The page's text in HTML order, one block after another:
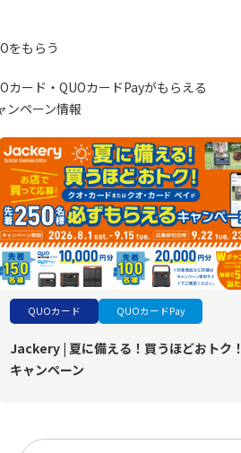
をもらう
カード・QUOカードPayがもらえる
ンペーン情報
QUOカード QUOカードPay
Jackery | 夏に備える！買うほどおトク！
キャンペーン